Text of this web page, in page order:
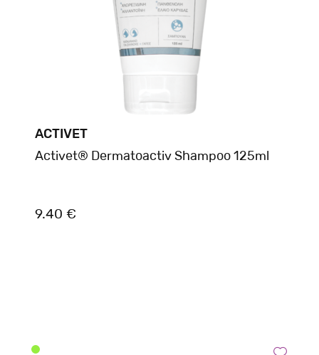
ACTIVET
Activet® Dermatoactiv Shampoo 125ml
9.40 €